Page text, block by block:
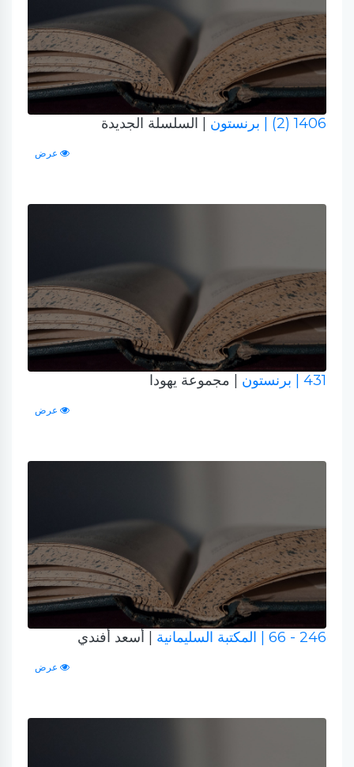
1406 (2) | برنستون | السلسلة الجديدة
عرض
431 | برنستون | مجموعة يهودا
عرض
246 - 66 | المكتبة السليمانية | أسعد أفندي
عرض